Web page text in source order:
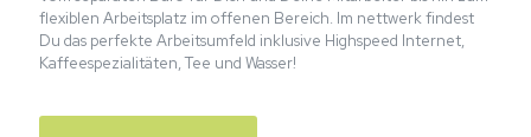
flexiblen Arbeitsplatz im offenen Bereich. Im nettwerk findest
Du das perfekte Arbeitsumfeld inklusive Highspeed Internet,
Kaffeespezialitäten, Tee und Wasser!